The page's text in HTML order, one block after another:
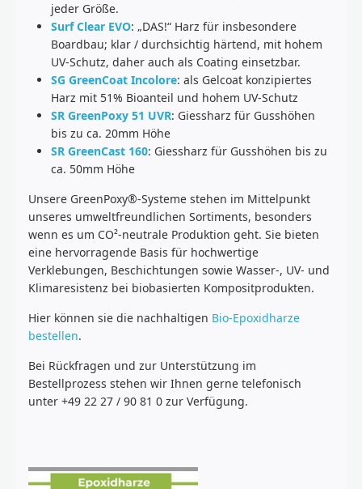
jeder Größe.
Surf Clear EVO: „DAS!“ Harz für insbesondere
Boardbau; klar / durchsichtig härtend, mit hohem
UV-Schutz, daher auch als Coating einsetzbar.
SG GreenCoat Incolore: als Gelcoat konzipiertes
Harz mit 51% Bioanteil und hohem UV-Schutz
SR GreenPoxy 51 UVR: Giessharz für Gusshöhen
bis zu ca. 20mm Höhe
SR GreenCast 160: Giessharz für Gusshöhen bis zu
ca. 50mm Höhe
Unsere GreenPoxy®-Systeme stehen im Mittelpunkt
unseres umweltfreundlichen Sortiments, besonders
wenn es um CO²-neutrale Produktion geht. Sie bieten
eine hervorragende Basis für hochwertige
Verklebungen, Beschichtungen sowie Wasser-, UV- und
Klimaresistenz bei biobasierten Kompositprodukten.
Hier können sie die nachhaltigen Bio-Epoxidharze
bestellen.
Bei Rückfragen und zur Unterstützung im
Bestellprozess stehen wir Ihnen gerne telefonisch
unter +49 22 27 / 90 81 0 zur Verfügung.